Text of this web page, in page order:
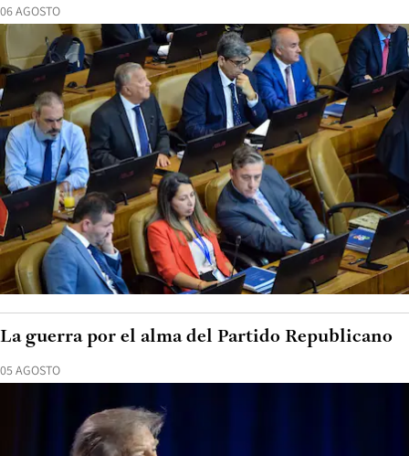
06 AGOSTO
05 AGOSTO
La guerra por el alma del Partido Republicano